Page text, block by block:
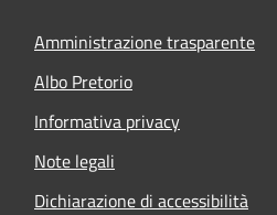
Amministrazione trasparente
Albo Pretorio
Informativa privacy
Note legali
Dichiarazione di accessibilità